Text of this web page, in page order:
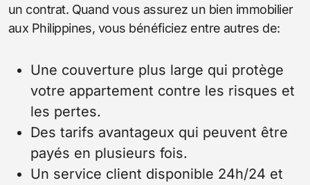
un contrat. Quand vous assurez un bien immobilier
aux Philippines, vous bénéficiez entre autres de:
Une couverture plus large qui protège
votre appartement contre les risques et
les pertes.
Des tarifs avantageux qui peuvent être
payés en plusieurs fois.
Un service client disponible 24h/24 et